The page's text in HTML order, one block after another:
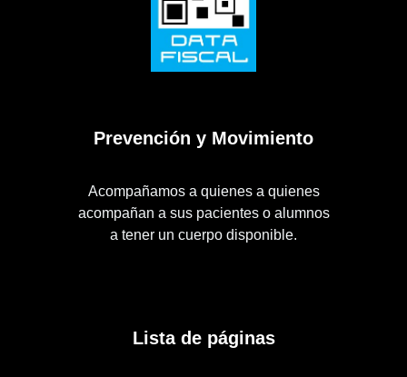
Prevención y Movimiento
Acompañamos a quienes a quienes
acompañan a sus pacientes o alumnos
a tener un cuerpo disponible.
Lista de páginas